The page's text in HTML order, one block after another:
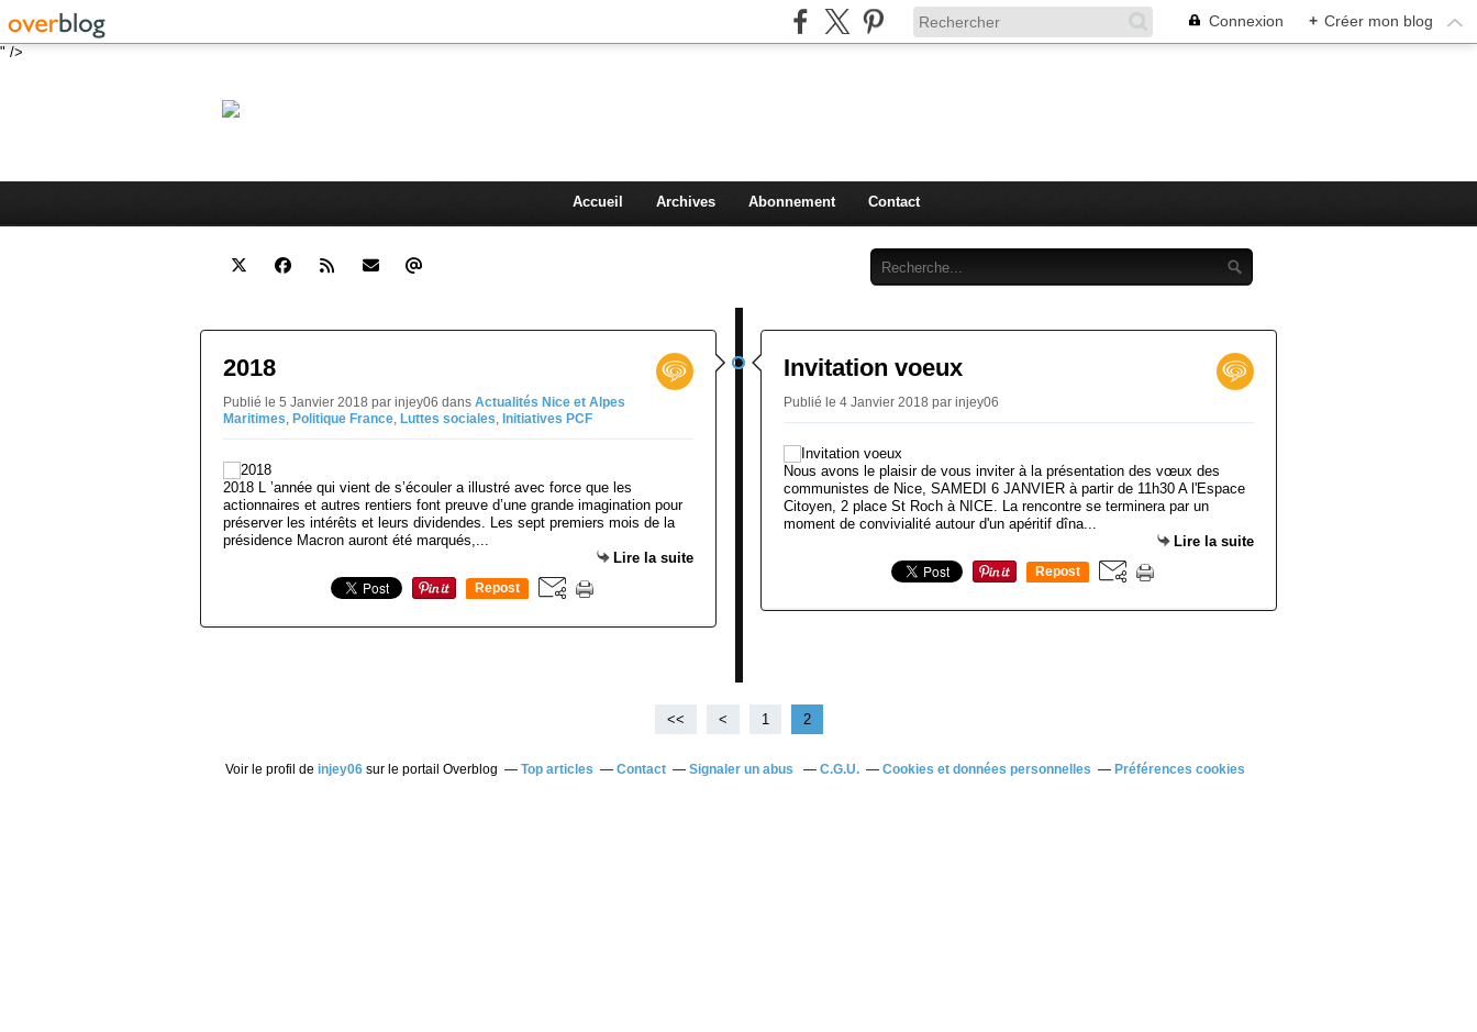
" />
Connexion + Créer mon blog
Accueil Archives Abonnement Contact
2018
Publié le 5 Janvier 2018 par injey06 dans Actualités Nice et Alpes
Maritimes, Politique France, Luttes sociales, Initiatives PCF
2018 L ’année qui vient de s’écouler a illustré avec force que les
actionnaires et autres rentiers font preuve d’une grande imagination pour
préserver les intérêts et leurs dividendes. Les sept premiers mois de la
présidence Macron auront été marqués,...
Lire la suite
Repost
Invitation voeux
Publié le 4 Janvier 2018 par injey06
Nous avons le plaisir de vous inviter à la présentation des vœux des
communistes de Nice, SAMEDI 6 JANVIER à partir de 11h30 A l'Espace
Citoyen, 2 place St Roch à NICE. La rencontre se terminera par un
moment de convivialité autour d'un apéritif dîna...
Lire la suite
Repost
<< < 1 2
Voir le profil de injey06 sur le portail Overblog Top articles Contact Signaler un abus C.G.U. Cookies et données personnelles Préférences cookies